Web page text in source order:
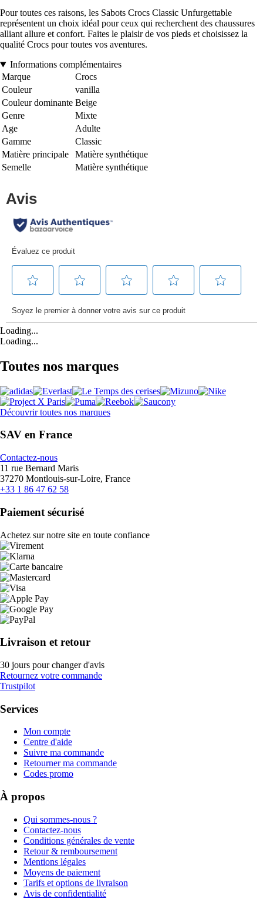
Pour toutes ces raisons, les Sabots Crocs Classic Unfurgettable
représentent un choix idéal pour ceux qui recherchent des chaussures
alliant allure et confort. Faites le plaisir de vos pieds et choisissez la
qualité Crocs pour toutes vos aventures.
Informations complémentaires
Marque
Crocs
Couleur
vanilla
Couleur dominante Beige
Genre
Mixte
Age
Adulte
Gamme
Classic
Matière principale
Matière synthétique
Semelle
Matière synthétique
Loading...
Loading...
Toutes nos marques
Découvrir toutes nos marques
SAV en France
Contactez-nous
11 rue Bernard Maris
37270 Montlouis-sur-Loire, France
+33 1 86 47 62 58
Paiement sécurisé
Achetez sur notre site en toute confiance
Livraison et retour
30 jours pour changer d'avis
Retournez votre commande
Trustpilot
Services
Mon compte
Centre d'aide
Suivre ma commande
Retourner ma commande
Codes promo
À propos
Qui sommes-nous ?
Contactez-nous
Conditions générales de vente
Retour & remboursement
Mentions légales
Moyens de paiement
Tarifs et options de livraison
Avis de confidentialité